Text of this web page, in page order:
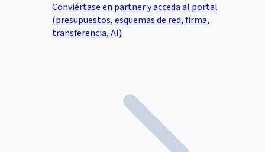
Conviértase en partner y acceda al portal
(presupuestos, esquemas de red, firma,
transferencia, AI)